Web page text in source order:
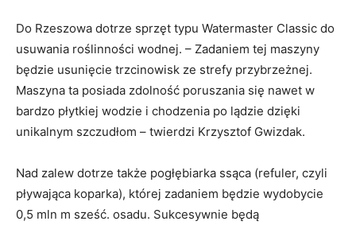
Do Rzeszowa dotrze sprzęt typu Watermaster Classic do
usuwania roślinności wodnej. – Zadaniem tej maszyny
będzie usunięcie trzcinowisk ze strefy przybrzeżnej.
Maszyna ta posiada zdolność poruszania się nawet w
bardzo płytkiej wodzie i chodzenia po lądzie dzięki
unikalnym szczudłom – twierdzi Krzysztof Gwizdak.
Nad zalew dotrze także pogłębiarka ssąca (refuler, czyli
pływająca koparka), której zadaniem będzie wydobycie
0,5 mln m sześć. osadu. Sukcesywnie będą